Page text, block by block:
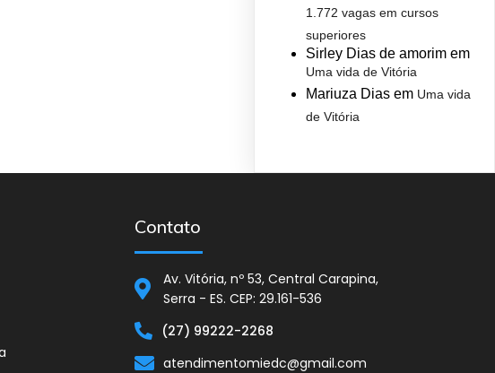
1.772 vagas em cursos
superiores
Sirley Dias de amorim em
Uma vida de Vitória
Mariuza Dias em Uma vida
de Vitória
Contato
Av. Vitória, nº 53, Central Carapina,
Serra - ES. CEP: 29.161-536
(27) 99222-2268
atendimentomiedc@gmail.com